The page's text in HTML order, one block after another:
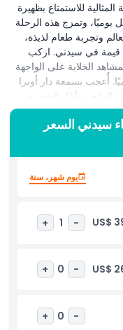
للاستمتاع بظهيرة
وتمزج هذه الرحلة
وتجربة طعام لذيذة،
قيمة في سيدني. اركب
الخلابة على الواجهة
أُعجب بسمعة دار أوبرا
وتأمّل الخضرة
الطريق، ستستمتع أيضًا
وحصن دينيسون،
غداء بوفيه طازج
جميع الأذواق. سواء
مريح على الماء، فهذه
طعام مميز في البحر.
ولا تُنسى لاستكشاف
سيدني السعر
يوم شهر، سنة
US$
-
1
+
US$
-
0
+
-
0
+